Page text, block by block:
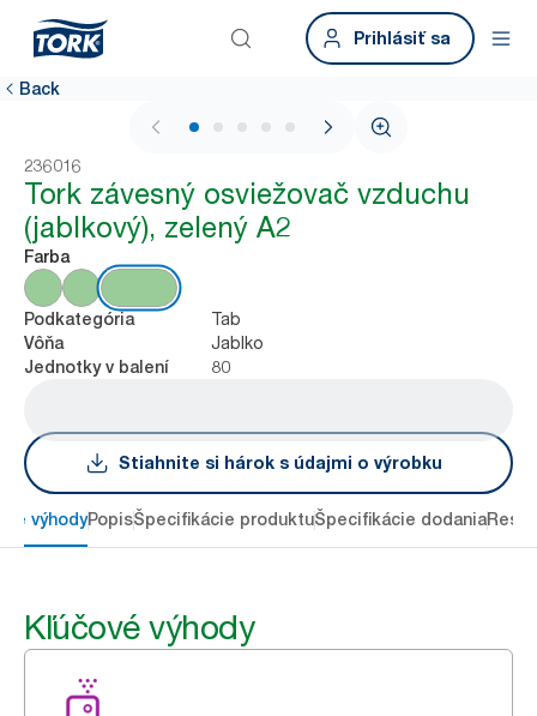
Prihlásiť sa
Back
1 / 5
236016
Tork závesný osviežovač vzduchu
(jablkový), zelený A2
Farba
Podkategória Tab
Vôňa Jablko
Jednotky v balení 80
Stiahnite si hárok s údajmi o výrobku
výhodyPopisŠpecifikácie produktuŠpecifikácie dodania
Kľúčové výhody